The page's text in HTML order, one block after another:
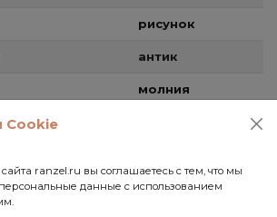
рисунок
антик
молния
Cookie
ranzel.ru вы соглашаетесь с тем, что мы
данные с использованием